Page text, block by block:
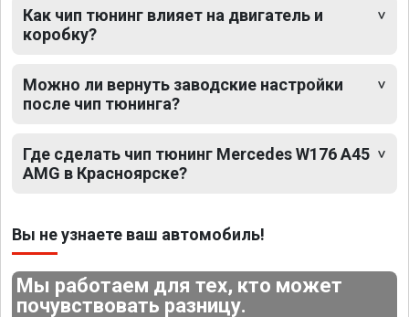
Как чип тюнинг влияет на двигатель и
коробку?
Можно ли вернуть заводские настройки
после чип тюнинга?
Где сделать чип тюнинг Mercedes W176 A45
AMG в Красноярске?
Вы не узнаете ваш автомобиль!
Мы работаем для тех, кто может
почувствовать разницу.